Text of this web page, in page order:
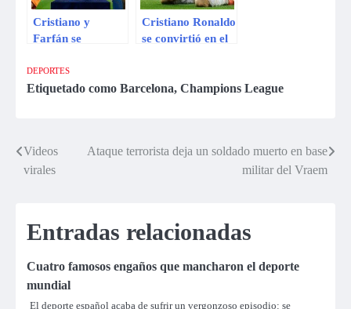
Cristiano y
Farfán se
octavos de
Champions
Cristiano Ronaldo
se convirtió en el
League
DEPORTES
Etiquetado como Barcelona, Champions League
Navegación
Videos
virales
Ataque terrorista deja un soldado muerto en base
militar del Vraem
Entradas relacionadas
Cuatro famosos engaños que mancharon el deporte
mundial
El deporte español acaba de sufrir un vergonzoso episodio: se